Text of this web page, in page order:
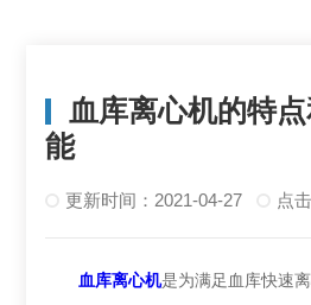
血库离心机的特
能
更新时间：2021-04-27 点
血库离心机是为满足血库快速